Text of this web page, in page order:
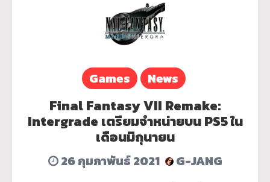
Games News
Final Fantasy VII Remake:
Intergrade เตรียมจำหน่ายบน PS5 ใน
เดือนมิถุนายน
26 กุมภาพันธ์ 2021
G-JANG